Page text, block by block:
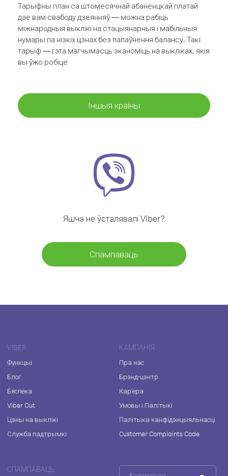
Тарыфны план са штомесячнай абаненцкай платай
дае вам свабоду дзеянняў — можна рабіць
міжнародныя выклікі на стацыянарныя і мабільныя
нумары па нізкіх цэнах без папаўнення балансу. Такі
тарыф — гэта магчымасць эканоміць на выкліках, якія
вы ўжо робіце
Іншыя краіны
Яшчэ не ўсталявалі Viber?
Спампаваць
VIBER
Функцыі
Блог
Бяспека
Viber Out
Цэны на выклікі
Служба падтрымкі
КАМПАНІЯ
Пра нас
Брэнд-цэнтр
Кар'ера
Умовы і Палітыкі
Палітыка канфідэнцыяльнасці
Customer Complaints Code
СПАМПАВАЦЬ